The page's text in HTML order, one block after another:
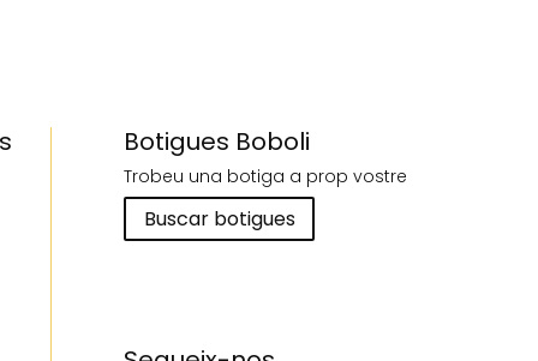
Botigues Boboli
Trobeu una botiga a prop vostre
Buscar botigues